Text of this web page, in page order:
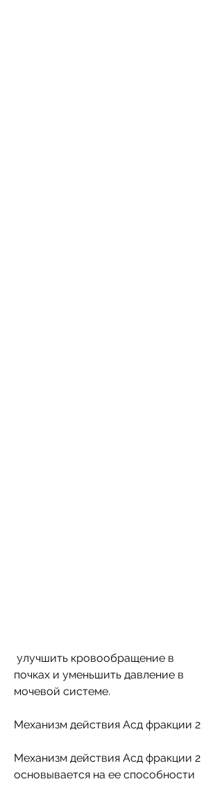
почках и уменьшить давление в
мочевой системе.
Механизм действия Асд фракции 2
Механизм действия Асд фракции 2
основывается на ее способности